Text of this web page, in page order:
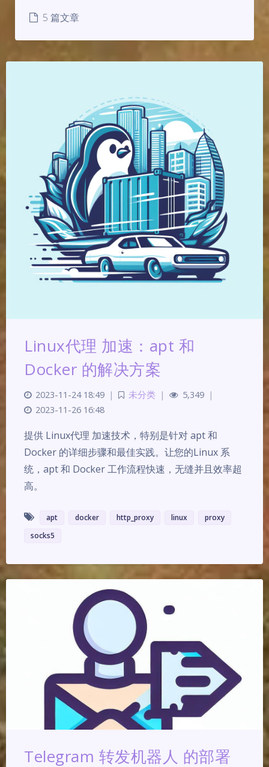
5 篇文章
Linux代理 加速：apt 和
Docker 的解决方案
2023-11-24 18:49 | 未分类 | 5,349 |
2023-11-26 16:48
提供 Linux代理 加速技术，特别是针对 apt 和
Docker 的详细步骤和最佳实践。让您的Linux 系
统，apt 和 Docker 工作流程快速，无缝并且效率超
高。
apt docker http_proxy linux
proxy
socks5
Telegram 转发机器人 的部署